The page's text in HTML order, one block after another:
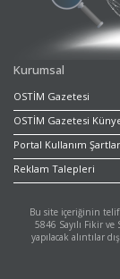
Kurumsal
OSTİM Gazetesi
OSTİM Gazetesi
Portal Kullanım
Reklam Talepleri
Bu site içeriğinin
5846 Sayılı Fikir
yapılacak alıntılar